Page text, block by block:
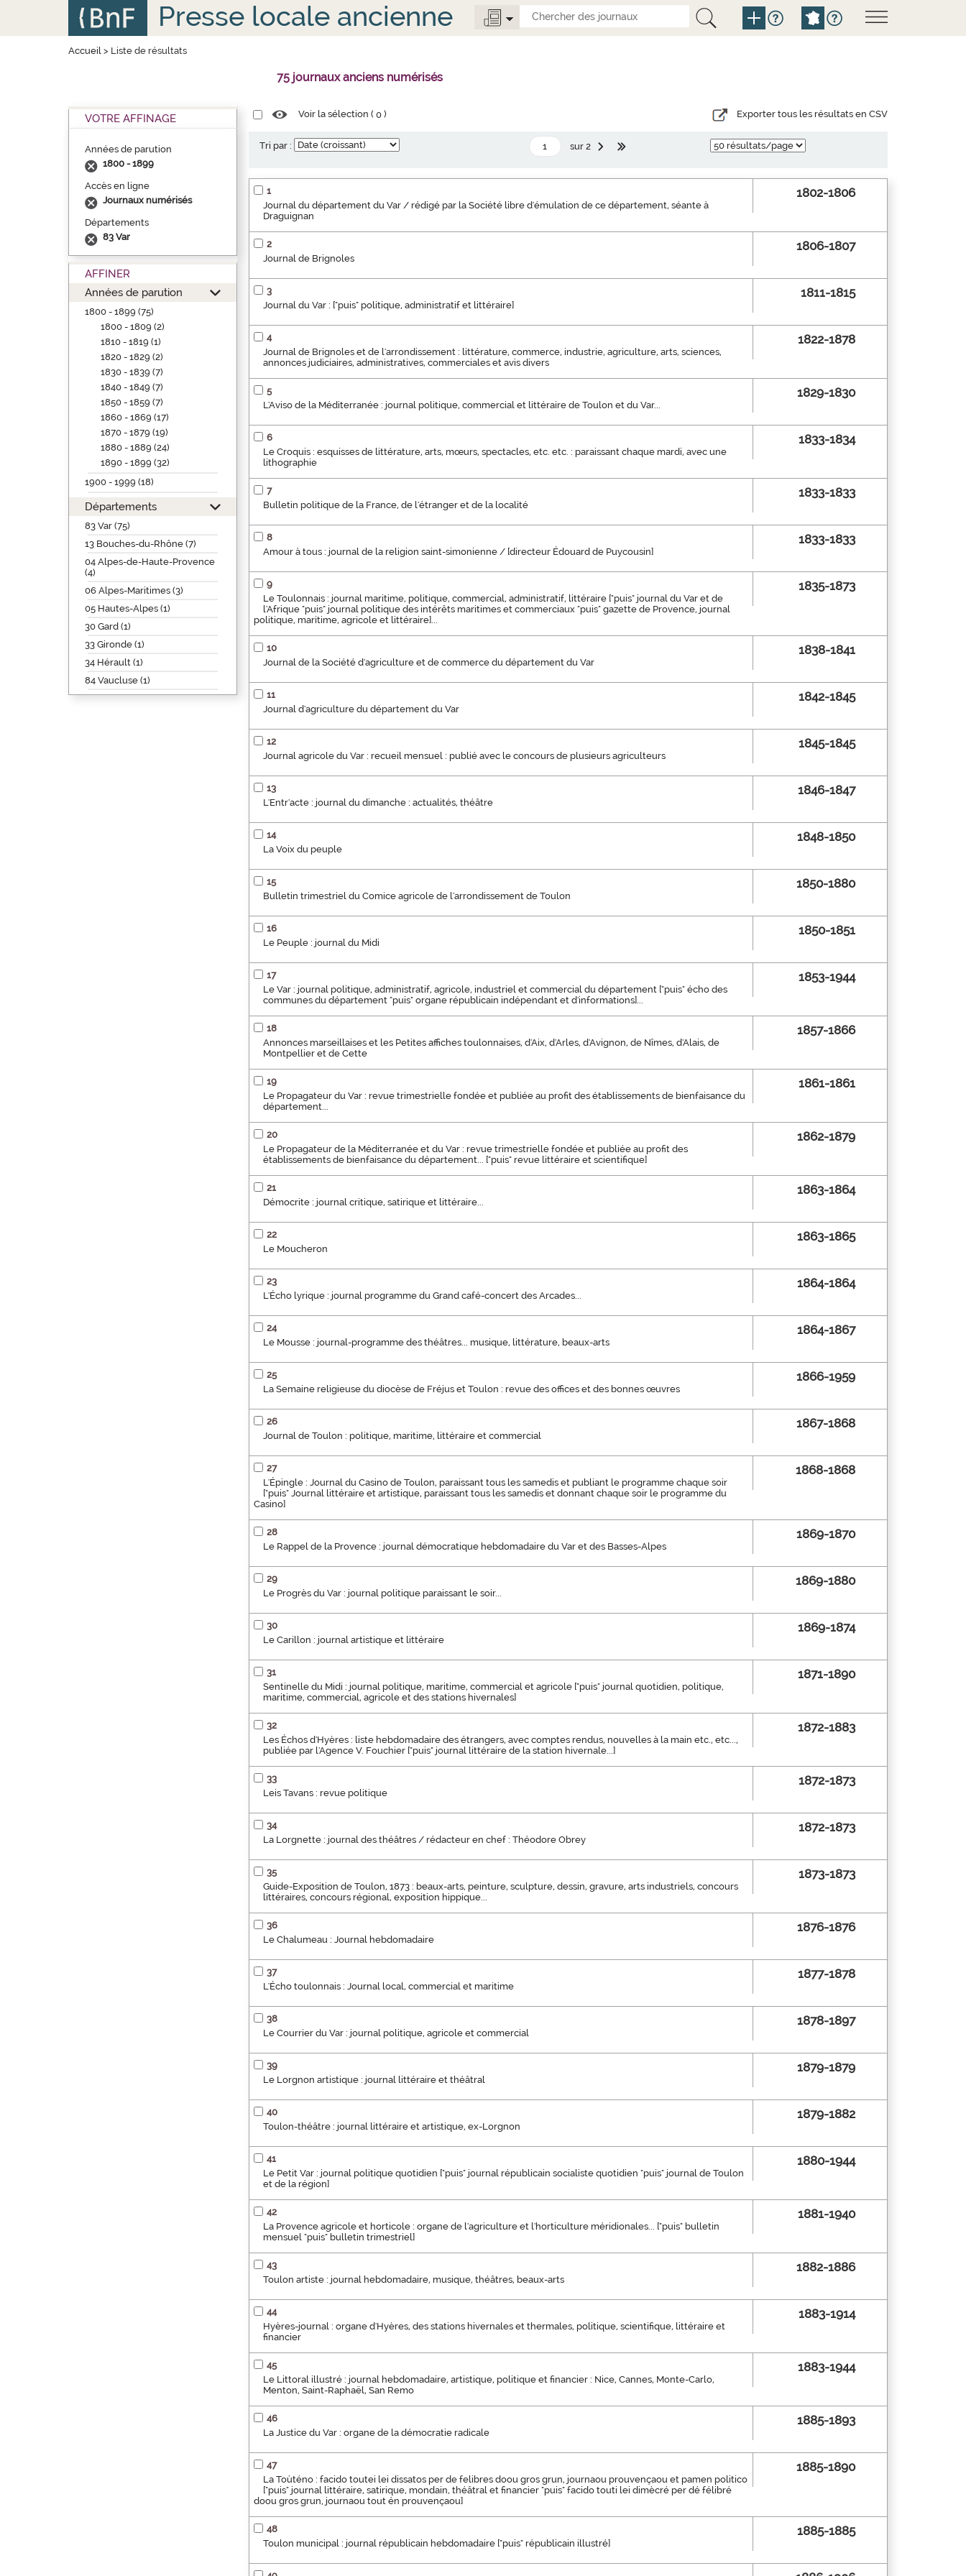
Presse locale ancienne
Accueil> Liste de résultats
75 journaux anciens numérisés
VOTRE AFFINAGE
Années de parution
1800 - 1899
Accès en ligne
Journaux numérisés
Départements
83 Var
AFFINER
Années de parution
1800 - 1899 (75)
1800 - 1809 (2)
1810 - 1819 (1)
1820 - 1829 (2)
1830 - 1839 (7)
1840 - 1849 (7)
1850 - 1859 (7)
1860 - 1869 (17)
1870 - 1879 (19)
1880 - 1889 (24)
1890 - 1899 (32)
1900 - 1999 (18)
Départements
83 Var (75)
13 Bouches-du-Rhône (7)
04 Alpes-de-Haute-Provence
(4)
06 Alpes-Maritimes (3)
05 Hautes-Alpes (1)
30 Gard (1)
33 Gironde (1)
34 Hérault (1)
84 Vaucluse (1)
Voir la sélection (0 ) Exporter tous les résultats en CSV
Tri par : sur 2
1
Journal du département du Var / rédigé par la Société libre d'émulation de ce département, séante à
Draguignan
1802-1806
2
Journal de Brignoles
1806-1807
3
Journal du Var : ["puis" politique, administratif et littéraire]
1811-1815
4
Journal de Brignoles et de l'arrondissement : littérature, commerce, industrie, agriculture, arts, sciences,
annonces judiciaires, administratives, commerciales et avis divers
1822-1878
5
L'Aviso de la Méditerranée : journal politique, commercial et littéraire de Toulon et du Var...
1829-1830
6
Le Croquis : esquisses de littérature, arts, mœurs, spectacles, etc. etc. : paraissant chaque mardi, avec une
lithographie
1833-1834
7
Bulletin politique de la France, de l'étranger et de la localité
1833-1833
8
Amour à tous : journal de la religion saint-simonienne / [directeur Édouard de Puycousin]
1833-1833
9
Le Toulonnais : journal maritime, politique, commercial, administratif, littéraire ["puis" journal du Var et de
l'Afrique "puis" journal politique des intérêts maritimes et commerciaux "puis" gazette de Provence, journal
politique, maritime, agricole et littéraire]...
1835-1873
10
Journal de la Société d'agriculture et de commerce du département du Var
1838-1841
11
Journal d'agriculture du département du Var
1842-1845
12
Journal agricole du Var : recueil mensuel : publié avec le concours de plusieurs agriculteurs
1845-1845
13
L'Entr'acte : journal du dimanche : actualités, théâtre
1846-1847
14
La Voix du peuple
1848-1850
15
Bulletin trimestriel du Comice agricole de l'arrondissement de Toulon
1850-1880
16
Le Peuple : journal du Midi
1850-1851
17
Le Var : journal politique, administratif, agricole, industriel et commercial du département ["puis" écho des
communes du département "puis" organe républicain indépendant et d'informations]...
1853-1944
18
Annonces marseillaises et les Petites affiches toulonnaises, d'Aix, d'Arles, d'Avignon, de Nîmes, d'Alais, de
Montpellier et de Cette
1857-1866
19
Le Propagateur du Var : revue trimestrielle fondée et publiée au profit des établissements de bienfaisance du
département...
1861-1861
20
Le Propagateur de la Méditerranée et du Var : revue trimestrielle fondée et publiée au profit des
établissements de bienfaisance du département... ["puis" revue littéraire et scientifique]
1862-1879
21
Démocrite : journal critique, satirique et littéraire...
1863-1864
22
Le Moucheron
1863-1865
23
L'Écho lyrique : journal programme du Grand café-concert des Arcades...
1864-1864
24
Le Mousse : journal-programme des théâtres... musique, littérature, beaux-arts
1864-1867
25
La Semaine religieuse du diocèse de Fréjus et Toulon : revue des offices et des bonnes œuvres
1866-1959
26
Journal de Toulon : politique, maritime, littéraire et commercial
1867-1868
27
L'Épingle : Journal du Casino de Toulon, paraissant tous les samedis et publiant le programme chaque soir
["puis" Journal littéraire et artistique, paraissant tous les samedis et donnant chaque soir le programme du
Casino]
1868-1868
28
Le Rappel de la Provence : journal démocratique hebdomadaire du Var et des Basses-Alpes
1869-1870
29
Le Progrès du Var : journal politique paraissant le soir...
1869-1880
30
Le Carillon : journal artistique et littéraire
1869-1874
31
Sentinelle du Midi : journal politique, maritime, commercial et agricole ["puis" journal quotidien, politique,
maritime, commercial, agricole et des stations hivernales]
1871-1890
32
Les Échos d'Hyères : liste hebdomadaire des étrangers, avec comptes rendus, nouvelles à la main etc., etc...,
publiée par l'Agence V. Fouchier ["puis" journal littéraire de la station hivernale...]
1872-1883
33
Leis Tavans : revue politique
1872-1873
34
La Lorgnette : journal des théâtres / rédacteur en chef : Théodore Obrey
1872-1873
35
Guide-Exposition de Toulon, 1873 : beaux-arts, peinture, sculpture, dessin, gravure, arts industriels, concours
littéraires, concours régional, exposition hippique...
1873-1873
36
Le Chalumeau : Journal hebdomadaire
1876-1876
37
L'Écho toulonnais : Journal local, commercial et maritime
1877-1878
38
Le Courrier du Var : journal politique, agricole et commercial
1878-1897
39
Le Lorgnon artistique : journal littéraire et théâtral
1879-1879
40
Toulon-théâtre : journal littéraire et artistique, ex-Lorgnon
1879-1882
41
Le Petit Var : journal politique quotidien ["puis" journal républicain socialiste quotidien "puis" journal de Toulon
et de la région]
1880-1944
42
La Provence agricole et horticole : organe de l'agriculture et l'horticulture méridionales... ["puis" bulletin
mensuel "puis" bulletin trimestriel]
1881-1940
43
Toulon artiste : journal hebdomadaire, musique, théâtres, beaux-arts
1882-1886
44
Hyères-journal : organe d'Hyères, des stations hivernales et thermales, politique, scientifique, littéraire et
financier
1883-1914
45
Le Littoral illustré : journal hebdomadaire, artistique, politique et financier : Nice, Cannes, Monte-Carlo,
Menton, Saint-Raphaël, San Remo
1883-1944
46
La Justice du Var : organe de la démocratie radicale
1885-1893
47
La Toùténo : facido toutei lei dissatos per de felibres doou gros grun, journaou prouvençaou et pamen politico
["puis" journal littéraire, satirique, mondain, théâtral et financier "puis" facido touti lei dimècré per dé félibré
doou gros grun, journaou tout én prouvençaou]
1885-1890
48
Toulon municipal : journal républicain hebdomadaire ["puis" républicain illustré]
1885-1885
Panneau de gestion des cookies